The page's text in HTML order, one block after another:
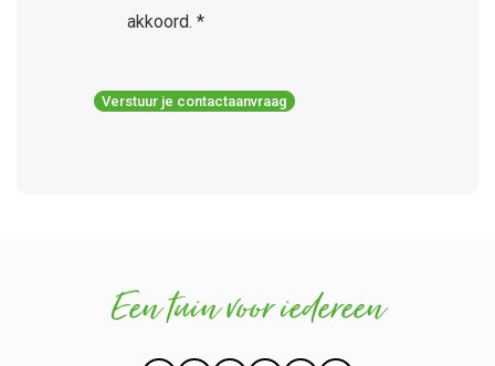
akkoord. *
Verstuur je contactaanvraag
Een tuin voor iedereen